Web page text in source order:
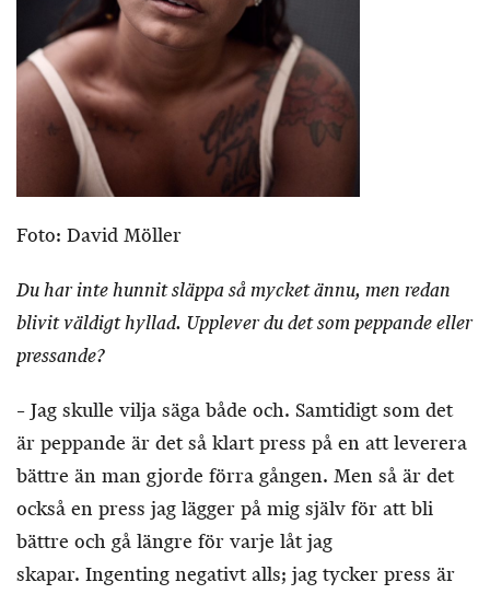
Foto: David Möller
Du har inte hunnit släppa så mycket ännu, men redan
blivit väldigt hyllad. Upplever du det som peppande eller
pressande?
– Jag skulle vilja säga både och. Samtidigt som det
är peppande är det så klart press på en att leverera
bättre än man gjorde förra gången. Men så är det
också en press jag lägger på mig själv för att bli
bättre och gå längre för varje låt jag
skapar. Ingenting negativt alls; jag tycker press är